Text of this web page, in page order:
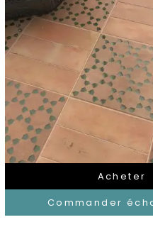
Acheter
Commander